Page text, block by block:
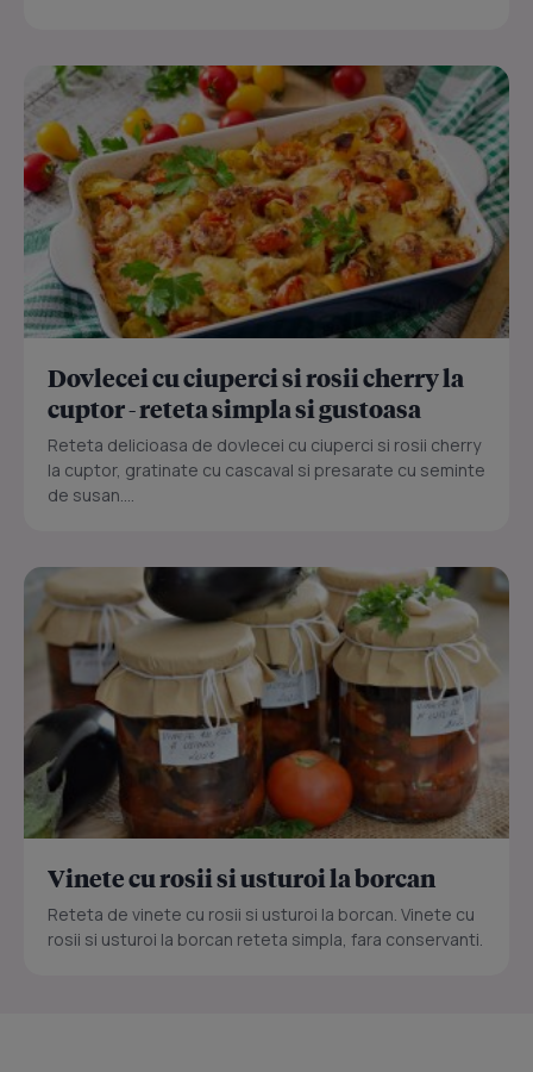
Dovlecei cu ciuperci si rosii cherry la
cuptor - reteta simpla si gustoasa
Reteta delicioasa de dovlecei cu ciuperci si rosii cherry
la cuptor, gratinate cu cascaval si presarate cu seminte
de susan....
Vinete cu rosii si usturoi la borcan
Reteta de vinete cu rosii si usturoi la borcan. Vinete cu
rosii si usturoi la borcan reteta simpla, fara conservanti.